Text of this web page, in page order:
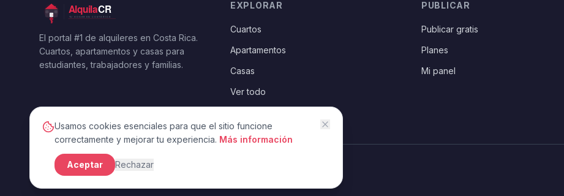
El portal #1 de alquileres en Costa Rica.
Cuartos, apartamentos y casas para
estudiantes, trabajadores y familias.
EXPLORAR
Cuartos
Apartamentos
Casas
Ver todo
PUBLICAR
Publicar gratis
Planes
Mi panel
2026 AlquilaCR — Todos los derechos reservados
Usamos cookies esenciales para que el sitio funcione
correctamente y mejorar tu experiencia. Más información
Aceptar Rechazar